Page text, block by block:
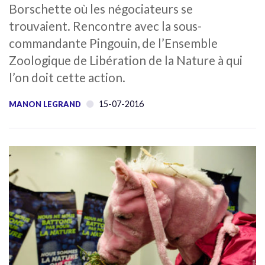
Borschette où les négociateurs se
trouvaient. Rencontre avec la sous-
commandante Pingouin, de l’Ensemble
Zoologique de Libération de la Nature à qui
l’on doit cette action.
MANON LEGRAND 15-07-2016